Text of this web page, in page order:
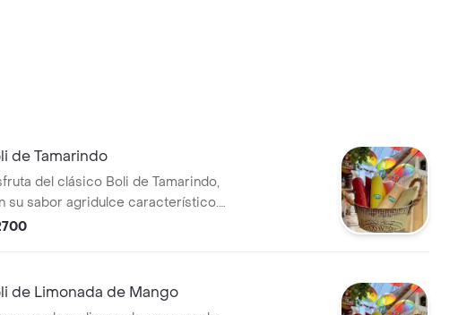
de Tamarindo
del clásico Boli de Tamarindo,
su sabor agridulce característico.
para refrescarte en cualquier
de Limonada de Mango